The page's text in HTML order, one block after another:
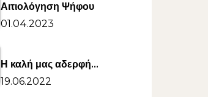
Αιτιολόγηση Ψήφου
01.04.2023
Η καλή μας αδερφή…
19.06.2022